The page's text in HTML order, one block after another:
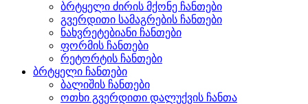
ბრტყელი ძირის მქონე ჩანთები
გვერდითი სამაგრების ჩანთები
ნახვრეტებიანი ჩანთები
ფორმის ჩანთები
რეტორტის ჩანთები
ბრტყელი ჩანთები
ბალიშის ჩანთები
ოთხი გვერდითი დალუქვის ჩანთა